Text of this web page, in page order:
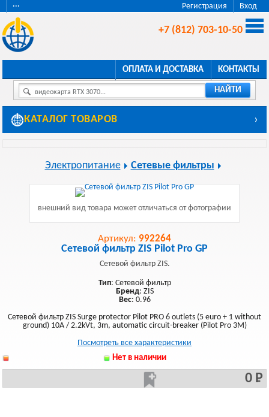
Регистрация Вход
···
+7 (812) 703-10-50
ОПЛАТА И ДОСТАВКА КОНТАКТЫ
видеокарта RTX 3070... НАЙТИ
КАТАЛОГ ТОВАРОВ ›
Электропитание Сетевые фильтры
внешний вид товара может отличаться от фотографии
Артикул: 992264
Сетевой фильтр ZIS Pilot Pro GP
Сетевой фильтр ZIS.
Тип: Сетевой фильтр
Бренд: ZIS
Вес: 0.96
Сетевой фильтр ZIS Surge protector Pilot PRO 6 outlets (5 euro + 1 without
ground) 10A / 2.2kVt, 3m, automatic circuit-breaker (Pilot Pro 3M)
Посмотреть все характеристики
Нет в наличии
0 Р